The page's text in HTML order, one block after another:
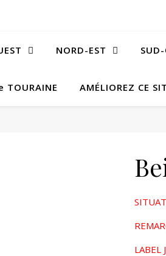
NORD-EST
TOURAINE AMÉLIOREZ CE
LABEL